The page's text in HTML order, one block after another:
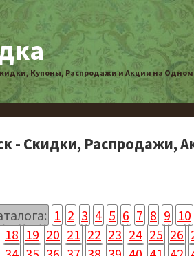
Купоны, Распродажи и Акции на Одном
- Скидки, Распродажи,
1 2 3 4 5 6 7 8 9 10
18 19 20 21 22 23 24 25 26